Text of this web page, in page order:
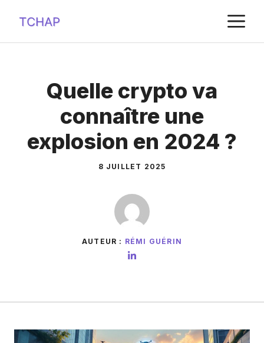
contenu
Quelle crypto va
connaître une
explosion en 2024 ?
8 JUILLET 2025
AUTEUR : RÉMI GUÉRIN